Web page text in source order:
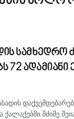
72
ქალაქებში მძიმე